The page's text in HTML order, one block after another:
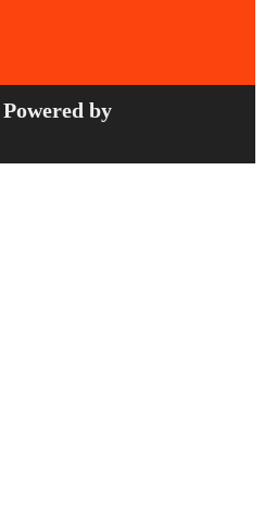
Powered by